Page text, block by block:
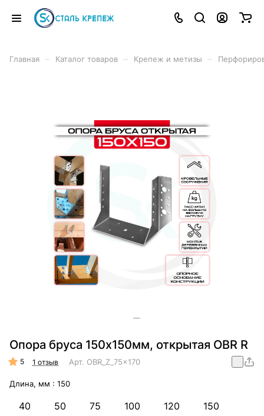
Главная Каталог товаров Крепеж и метизы
Опора бруса 150х150мм, открытая OBR R
5 1 отзыв Арт. OBR_Z_75x170
Длина, мм : 150
40 50 75 100 120 150